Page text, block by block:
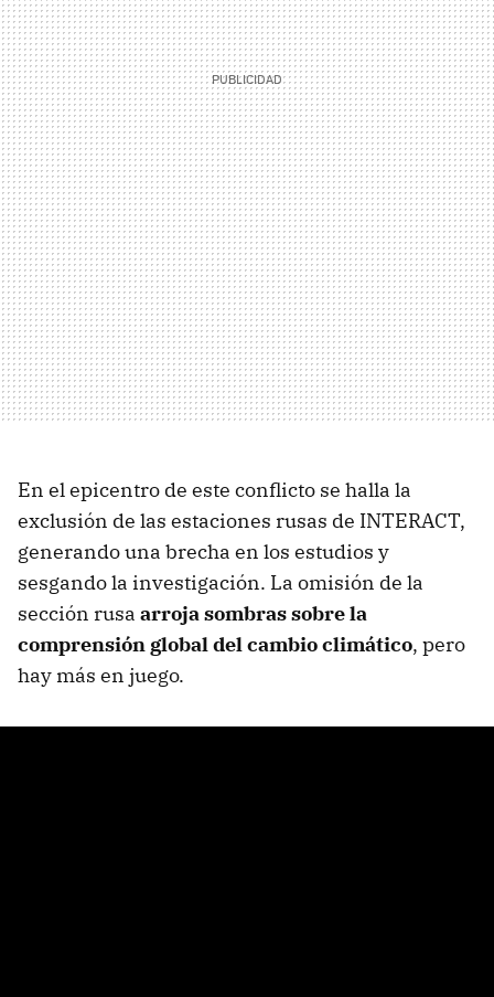
En el epicentro de este conflicto se halla la
exclusión de las estaciones rusas de INTERACT,
generando una brecha en los estudios y
sesgando la investigación. La omisión de la
sección rusa arroja sombras sobre la
comprensión global del cambio climático, pero
hay más en juego.